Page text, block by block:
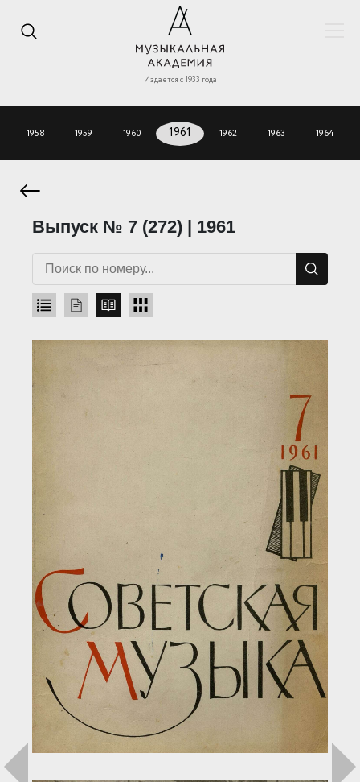
Издается с 1933 года
1958 1959 1960 1961 1962 1963 1964
Выпуск № 7 (272) | 1961
Загрузка...